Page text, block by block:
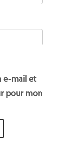
e-mail et
pour mon